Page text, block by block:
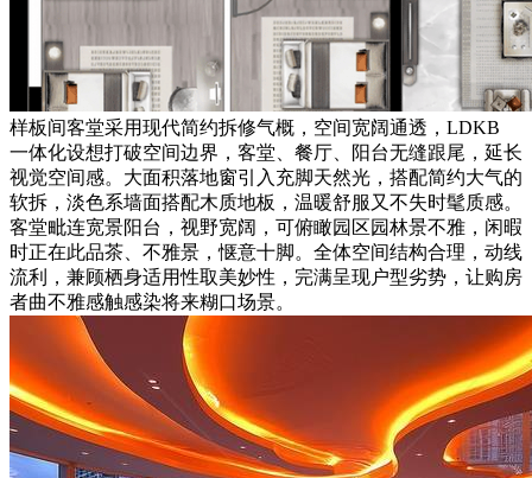
样板间客堂采用现代简约拆修气概，空间宽阔通透，LDKB
一体化设想打破空间边界，客堂、餐厅、阳台无缝跟尾，延长
视觉空间感。大面积落地窗引入充脚天然光，搭配简约大气的
软拆，淡色系墙面搭配木质地板，温暖舒服又不失时髦质感。
客堂毗连宽景阳台，视野宽阔，可俯瞰园区园林景不雅，闲暇
时正在此品茶、不雅景，惬意十脚。全体空间结构合理，动线
流利，兼顾栖身适用性取美妙性，完满呈现户型劣势，让购房
者曲不雅感触感染将来糊口场景。